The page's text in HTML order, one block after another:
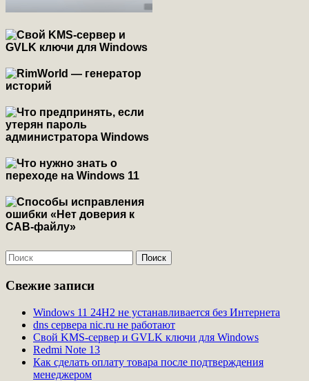
Свежие записи
Windows 11 24H2 не устанавливается без Интернета
dns сервера nic.ru не работают
Свой KMS-сервер и GVLK ключи для Windows
Redmi Note 13
Как сделать оплату товара после подтверждения
менеджером